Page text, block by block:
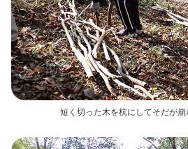
短く切った木を杭にしてそだが